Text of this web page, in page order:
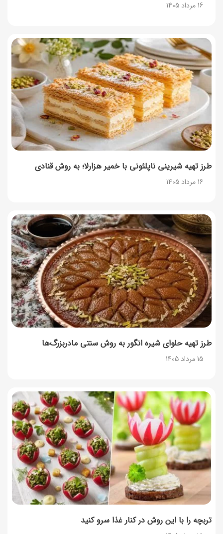
16 مرداد 1405
طرز تهیه شیرینی ناپلئونی با خمیر هزارلا؛ به روش قنادی
16 مرداد 1405
طرز تهیه حلوای شیره انگور به روش سنتی مادربزرگ‌ها
15 مرداد 1405
تربچه را با این روش در کنار غذا سرو کنید
۳۵ لیست غذاهای جدید و متفاوت؛ برای ناهار و مهمانی
14 مرداد 1405
طرز تهیه پش ملبا (پیچ ملبا)؛ دسر کلاسیک هلو و بستنی
13 مرداد 1405